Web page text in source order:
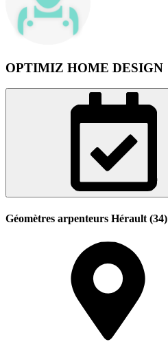
OPTIMIZ HOME DESIGN
Géomètres arpenteurs Hérault (34)